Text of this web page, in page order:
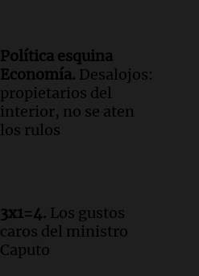
Política esquina
Economía. Desalojos:
propietarios del
interior, no se aten
los rulos
3x1=4. Los gustos
caros del ministro
Caputo